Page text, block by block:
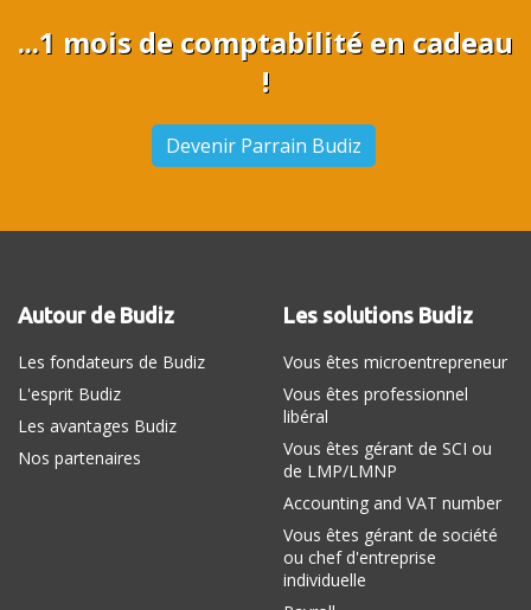
...1 mois de comptabilité en cadeau
!
Devenir Parrain Budiz
Autour de Budiz
Les fondateurs de Budiz
L'esprit Budiz
Les avantages Budiz
Nos partenaires
Les solutions Budiz
Vous êtes microentrepreneur
Vous êtes professionnel
libéral
Vous êtes gérant de SCI ou
de LMP/LMNP
Accounting and VAT number
Vous êtes gérant de société
ou chef d'entreprise
individuelle